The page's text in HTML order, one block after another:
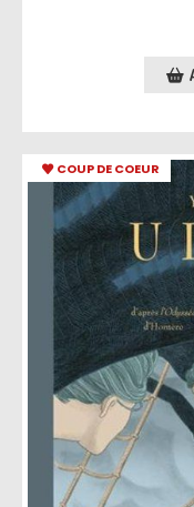
COUP DE COEUR